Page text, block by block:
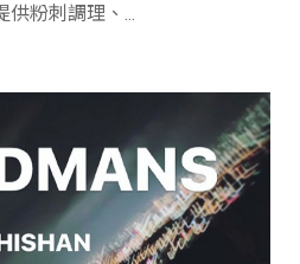
供粉刺調理、...